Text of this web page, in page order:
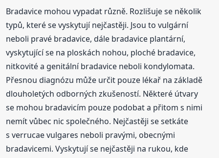
Bradavice mohou vypadat různě. Rozlišuje se několik
typů, které se vyskytují nejčastěji. Jsou to vulgární
neboli pravé bradavice, dále bradavice plantární,
vyskytující se na ploskách nohou, ploché bradavice,
nitkovité a genitální bradavice neboli kondylomata.
Přesnou diagnózu může určit pouze lékař na základě
dlouholetých odborných zkušeností. Některé útvary
se mohou bradavicím pouze podobat a přitom s nimi
nemít vůbec nic společného. Nejčastěji se setkáte
s verrucae vulgares neboli pravými, obecnými
bradavicemi. Vyskytují se nejčastěji na rukou, kde